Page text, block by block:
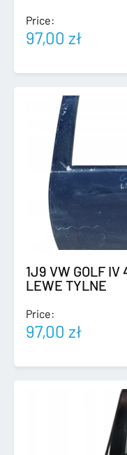
Price:
97,00 zł
1J9 VW GOLF IV
LEWE TYLNE
Price:
97,00 zł